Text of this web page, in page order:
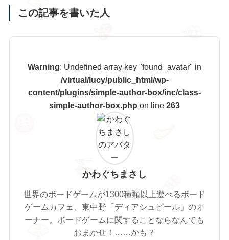
この記事を書いた人
Warning: Undefined array key "found_avatar" in
/virtual/lucy/public_html/wp-
content/plugins/simple-author-box/inc/class-
simple-author-box.php on line 263
かわぐちまさし
世界のボードゲームが1300種類以上遊べるボード
ゲームカフェ、東中野「ディアシュピール」のオ
ーナー。ボードゲームに関することならなんでも
おまかせ！……かも？